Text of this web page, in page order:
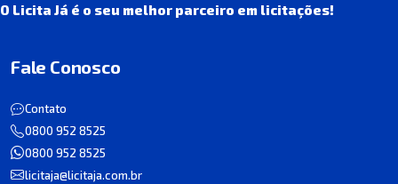
O Licita Já é o seu melhor parceiro em licitações!
Fale Conosco
Contato
0800 952 8525
0800 952 8525
licitaja@licitaja.com.br